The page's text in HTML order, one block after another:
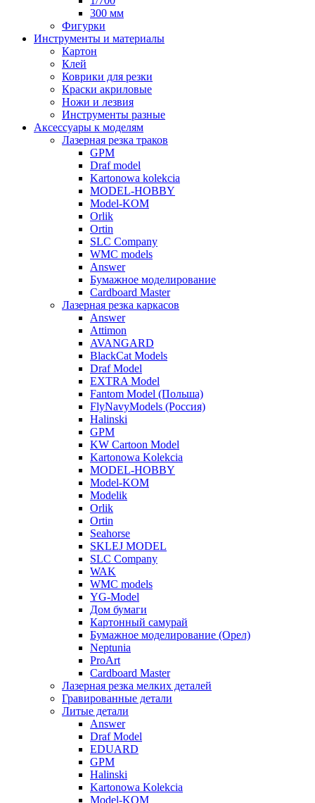
300 мм
Фигурки
Инструменты и материалы
Картон
Клей
Коврики для резки
Краски акриловые
Ножи и лезвия
Инструменты разные
Аксессуары к моделям
Лазерная резка траков
GPM
Draf model
Kartonowa kolekcia
MODEL-HOBBY
Model-KOM
Orlik
Ortin
SLC Company
WMC models
Answer
Бумажное моделирование
Cardboard Master
Лазерная резка каркасов
Answer
Attimon
AVANGARD
BlackCat Models
Draf Model
EXTRA Model
Fantom Model (Польша)
FlyNavyModels (Россия)
Halinski
GPM
KW Cartoon Model
Kartonowa Kolekcia
MODEL-HOBBY
Model-KOM
Modelik
Orlik
Ortin
Seahorse
SKLEJ MODEL
SLC Company
WAK
WMC models
YG-Model
Дом бумаги
Картонный самурай
Бумажное моделирование (Орел)
Neptunia
ProArt
Cardboard Master
Лазерная резка мелких деталей
Гравированные детали
Литые детали
Answer
Draf Model
EDUARD
GPM
Halinski
Kartonowa Kolekcia
Model-KOM